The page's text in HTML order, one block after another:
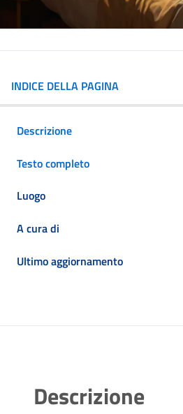
INDICE DELLA PAGINA
Descrizione
Testo completo
Luogo
A cura di
Ultimo aggiornamento
Descrizione